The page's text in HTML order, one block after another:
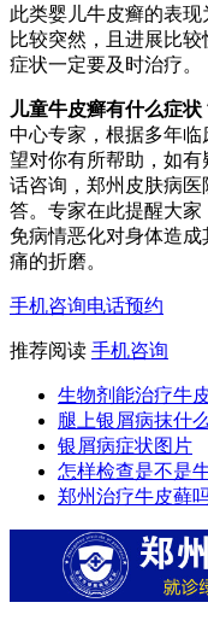
此类婴儿牛皮癣的表
比较突然，且进展比
症状一定要及时治疗。
儿童牛皮癣有什么症状
中心专家，根据多年
望对你有所帮助，如
话咨询，郑州皮肤病
答。专家在此提醒大
免病情恶化对身体造
痛的折磨。
手机咨询电话预约
推荐阅读 手机咨询
生物剂能治疗牛
腿上银屑病抹什
银屑病症状图片
怎样检查是不是
郑州治疗牛皮藓